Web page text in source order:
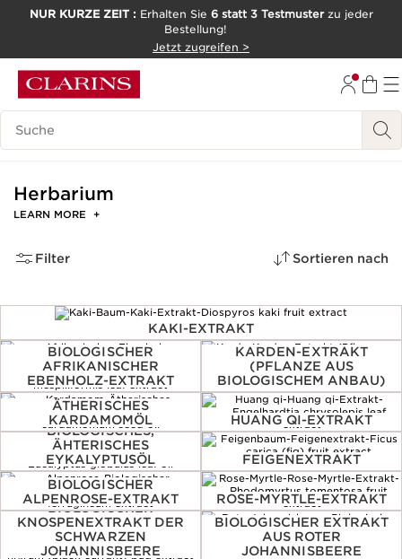
NUR KURZE ZEIT : Erhalten Sie 6 statt 3 Testmusterzu jeder
Bestellung!
Jetzt zugreifen >
Legende suchen
Herbarium
LEARN MORE +
Filter Sortieren nach
KAKI-EXTRAKT
BIOLOGISCHER
AFRIKANISCHER
EBENHOLZ-EXTRAKT
KARDEN-EXTRAKT
(PFLANZE AUS
BIOLOGISCHEM ANBAU)
ÄTHERISCHES
KARDAMOMÖL
HUANG QI-EXTRAKT
BIOLOGISCHES,
ÄHTERISCHES
EYKALYPTUSÖL
FEIGENEXTRAKT
BIOLOGISCHER
ALPENROSE-EXTRAKT
ROSE-MYRTLE-EXTRAKT
BIOLOGISCHER
KNOSPENEXTRAKT DER
SCHWARZEN
JOHANNISBEERE
BIOLOGISCHER EXTRAKT
AUS ROTER
JOHANNISBEERE